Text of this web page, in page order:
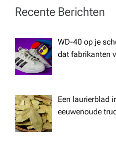
v
i
g
a
t
Recente Berichten
WD-40 op je
dat fabrikanten
Een laurierblad
eeuwenoude